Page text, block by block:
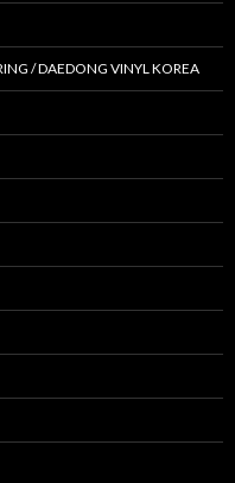
/ DAEDONG VINYL KOREA